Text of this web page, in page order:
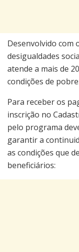
Desenvolvido com
desigualdades
atende a mais de
condições de
Para receber os
inscrição no
pelo programa
garantir a
as condições que
beneficiários: